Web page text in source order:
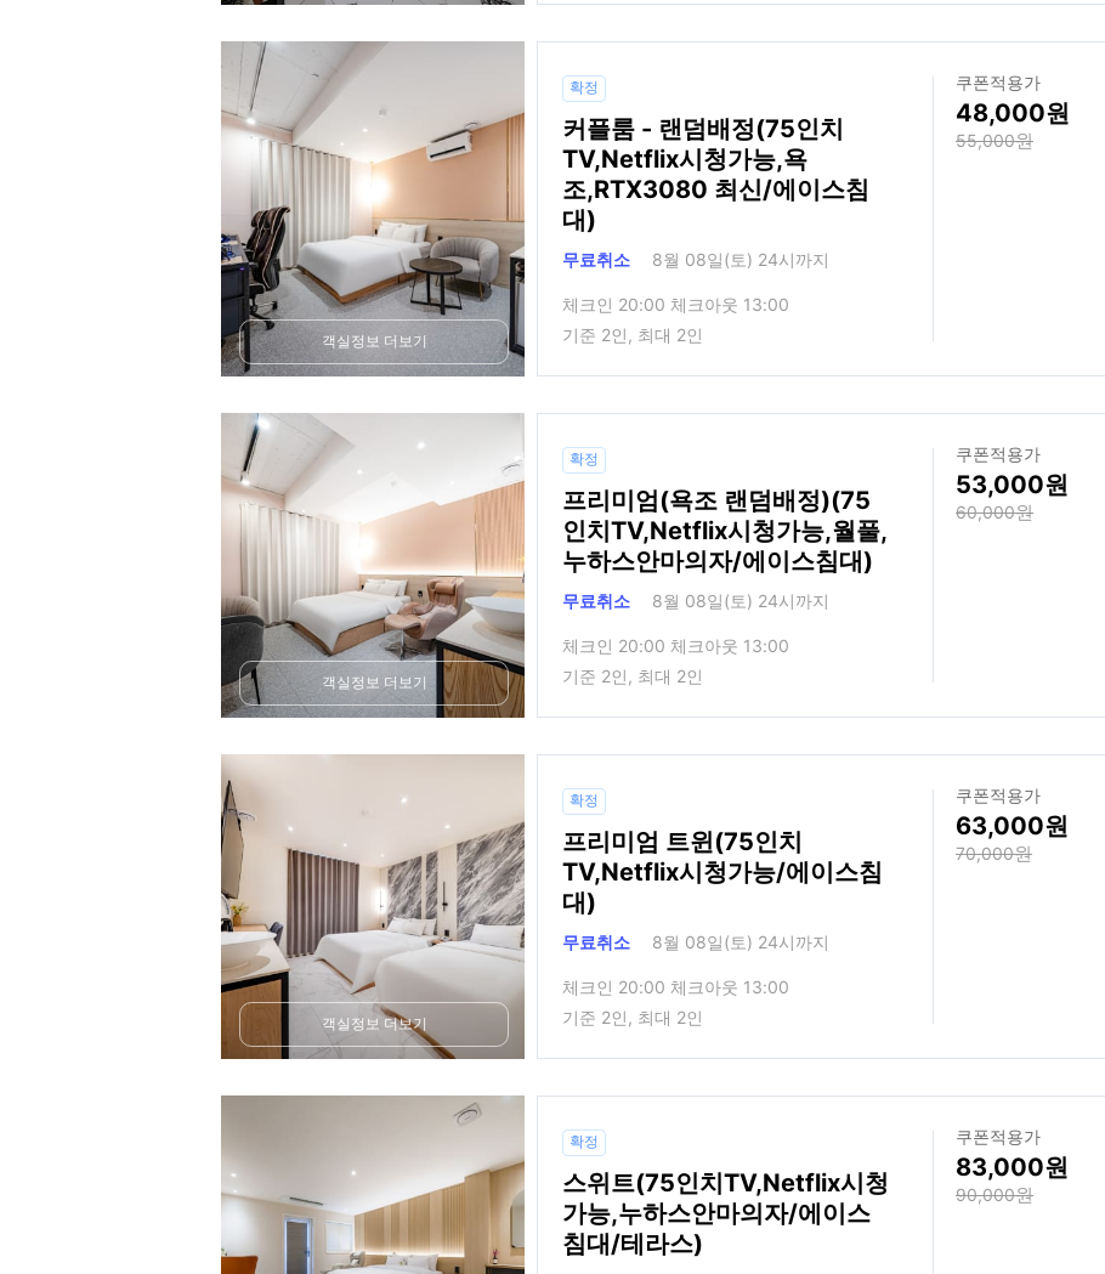
객실정보 더보기
확정
커플룸 - 랜덤배정(75인치
TV,Netflix시청가능,욕
조,RTX3080 최신/에이스침
대)
무료취소 8월 08일(토) 24시까지
체크인 20:00 체크아웃 13:00
기준 2인, 최대 2인
쿠폰적용가
48,000
55,000
객실정보 더보기
확정
프리미엄(욕조 랜덤배정)(75
인치TV,Netflix시청가능,월풀,
누하스안마의자/에이스침대)
무료취소 8월 08일(토) 24시까지
체크인 20:00 체크아웃 13:00
기준 2인, 최대 2인
쿠폰적용가
53,000
60,000
객실정보 더보기
확정
프리미엄 트윈(75인치
TV,Netflix시청가능/에이스침
대)
무료취소 8월 08일(토) 24시까지
체크인 20:00 체크아웃 13:00
기준 2인, 최대 2인
쿠폰적용가
63,000
70,000
확정
스위트(75인치TV,Netflix시청
가능,누하스안마의자/에이스
침대/테라스)
쿠폰적용가
83,000
90,000